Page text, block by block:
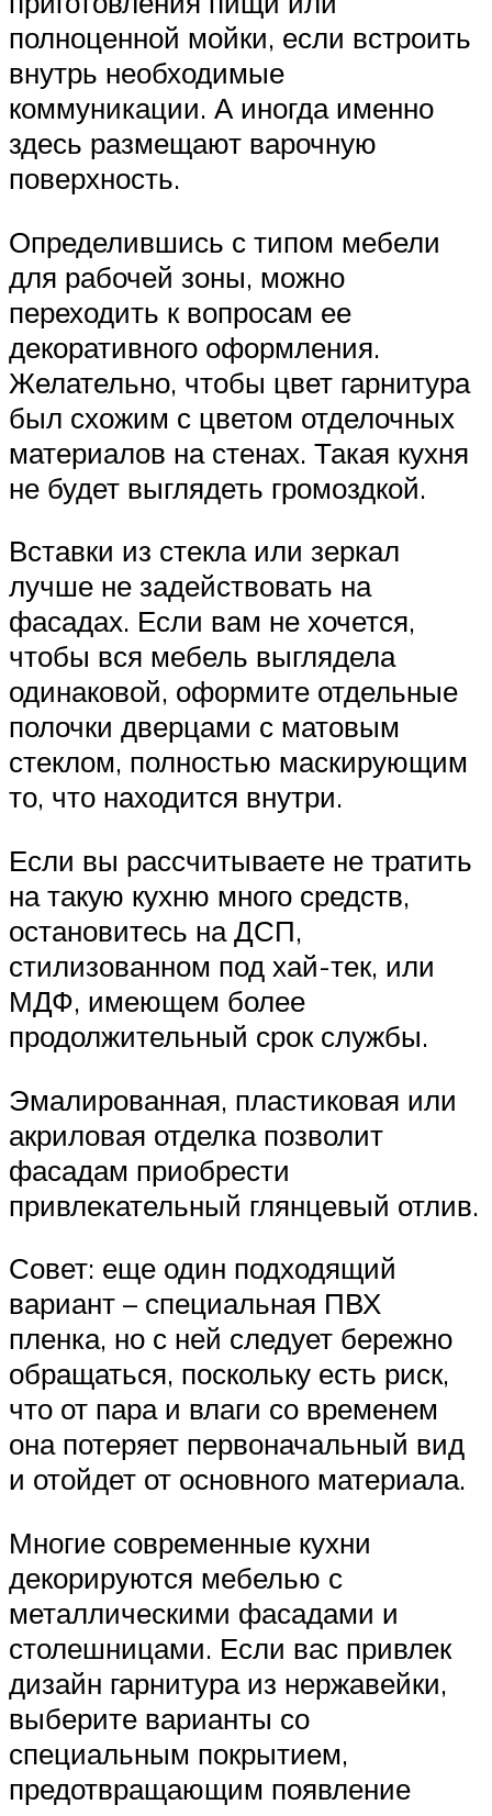
полноценной мойки, если встроить
внутрь необходимые
коммуникации. А иногда именно
здесь размещают варочную
поверхность.
Определившись с типом мебели
для рабочей зоны, можно
переходить к вопросам ее
декоративного оформления.
Желательно, чтобы цвет гарнитура
был схожим с цветом отделочных
материалов на стенах. Такая кухня
не будет выглядеть громоздкой.
Вставки из стекла или зеркал
лучше не задействовать на
фасадах. Если вам не хочется,
чтобы вся мебель выглядела
одинаковой, оформите отдельные
полочки дверцами с матовым
стеклом, полностью маскирующим
то, что находится внутри.
Если вы рассчитываете не тратить
на такую кухню много средств,
остановитесь на ДСП,
стилизованном под хай-тек, или
МДФ, имеющем более
продолжительный срок службы.
Эмалированная, пластиковая или
акриловая отделка позволит
фасадам приобрести
привлекательный глянцевый отлив.
Совет: еще один подходящий
вариант – специальная ПВХ
пленка, но с ней следует бережно
обращаться, поскольку есть риск,
что от пара и влаги со временем
она потеряет первоначальный вид
и отойдет от основного материала.
Многие современные кухни
декорируются мебелью с
металлическими фасадами и
столешницами. Если вас привлек
дизайн гарнитура из нержавейки,
выберите варианты со
специальным покрытием,
предотвращающим появление